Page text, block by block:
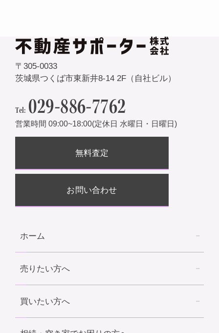
〒305-0033
茨城県つくば市東新井8-14 2F（自社ビル）
Tel: 029-886-7762
営業時間 09:00~18:00(定休日 水曜日・日曜日)
無料査定
お問い合わせ
ホーム
売りたい方へ
買いたい方へ